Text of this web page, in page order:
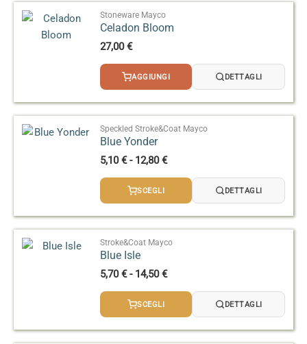
Stoneware Mayco
Celadon Bloom
27,00€
AGGIUNGI DETTAGLI
Speckled Stroke&Coat Mayco
Blue Yonder
5,10€ - 12,80€Fascia
prezzo:
12,80 €
SCEGLI DETTAGLI
Stroke&Coat Mayco
Blue Isle
5,70€ - 14,50€Fascia
prezzo:
SCEGLI DETTAGLI